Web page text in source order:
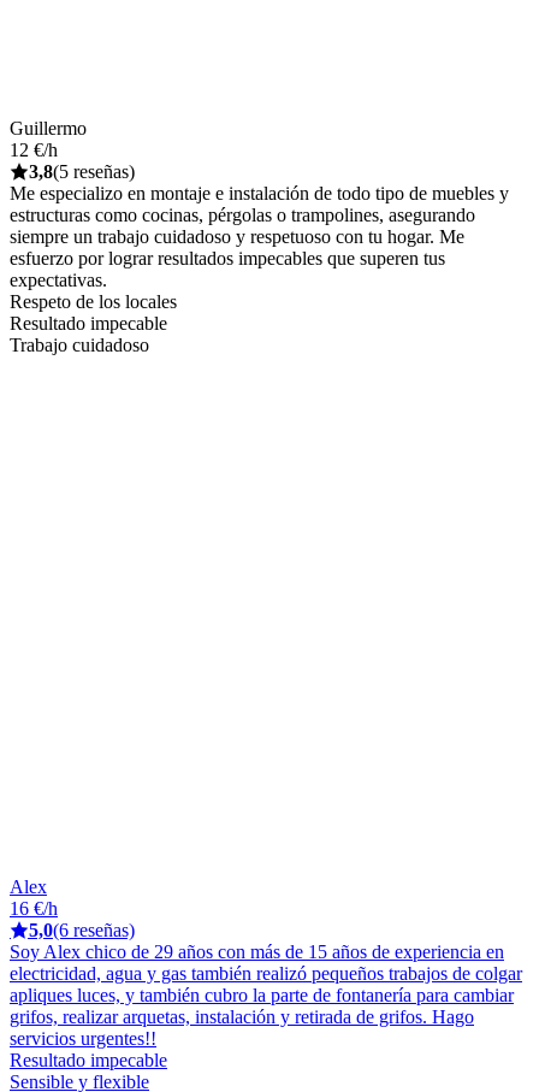
Guillermo
12 €/h
3,8(5 reseñas)
Me especializo en montaje e instalación de todo tipo de muebles y
estructuras como cocinas, pérgolas o trampolines, asegurando
siempre un trabajo cuidadoso y respetuoso con tu hogar. Me
esfuerzo por lograr resultados impecables que superen tus
expectativas.
Respeto de los locales
Resultado impecable
Trabajo cuidadoso
Alex
16 €/h
5,0(6 reseñas)
Soy Alex chico de 29 años con más de 15 años de experiencia en
electricidad, agua y gas también realizó pequeños trabajos de colgar
apliques luces, y también cubro la parte de fontanería para cambiar
grifos, realizar arquetas, instalación y retirada de grifos. Hago
servicios urgentes!!
Resultado impecable
Sensible y flexible